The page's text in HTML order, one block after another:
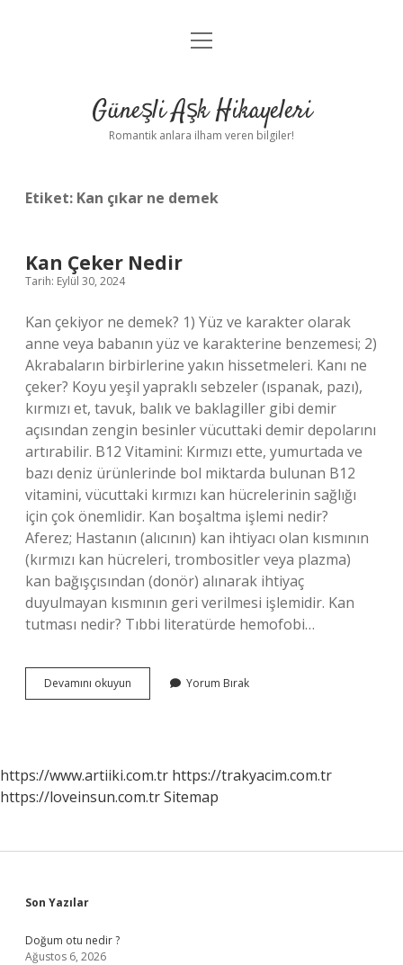
Anasayfa
Yasal Uyarı
menüyü
Güneşli Aşk Hikayeleri
Romantik anlara ilham veren bilgiler!
Etiket: Kan çıkar ne demek
Kan Çeker Nedir
Tarih: Eylül 30, 2024
Kan çekiyor ne demek? 1) Yüz ve karakter olarak
anne veya babanın yüz ve karakterine benzemesi; 2)
Akrabaların birbirlerine yakın hissetmeleri. Kanı ne
çeker? Koyu yeşil yapraklı sebzeler (ıspanak, pazı),
kırmızı et, tavuk, balık ve baklagiller gibi demir
açısından zengin besinler vücuttaki demir depolarını
artırabilir. B12 Vitamini: Kırmızı ette, yumurtada ve
bazı deniz ürünlerinde bol miktarda bulunan B12
vitamini, vücuttaki kırmızı kan hücrelerinin sağlığı
için çok önemlidir. Kan boşaltma işlemi nedir?
Aferez; Hastanın (alıcının) kan ihtiyacı olan kısmının
(kırmızı kan hücreleri, trombositler veya plazma)
kan bağışçısından (donör) alınarak ihtiyaç
duyulmayan kısmının geri verilmesi işlemidir. Kan
tutması nedir? Tıbbi literatürde hemofobi…
Devamını okuyun
Çeker
Yorum Bırak
https://www.artiiki.com.tr https://trakyacim.com.tr
https://loveinsun.com.trSitemap
Sidebar
Son Yazılar
Doğum otu nedir ?
Ağustos 6, 2026